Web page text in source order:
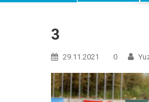
3
29.11.2021 0